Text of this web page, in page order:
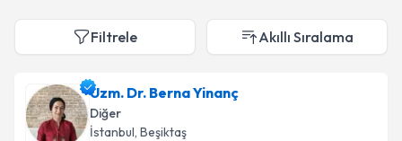
Filtrele Akıllı Sıralama
Uzm. Dr. Berna Yinanç
Diğer
İstanbul, Beşiktaş